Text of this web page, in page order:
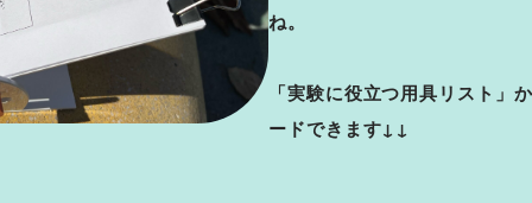
ね。
「実験に役立つ用具リスト」
ードできます↓↓